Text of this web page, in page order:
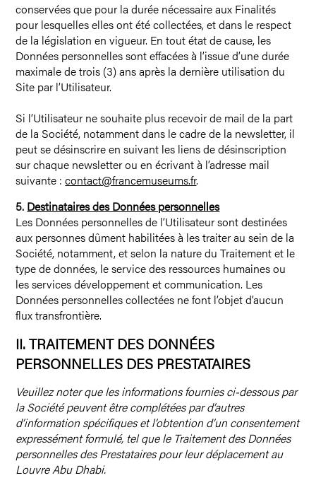
conservées que pour la durée nécessaire aux Finalités
pour lesquelles elles ont été collectées, et dans le respect
de la législation en vigueur. En tout état de cause, les
Données personnelles sont effacées à l’issue d’une durée
maximale de trois (3) ans après la dernière utilisation du
Site par l’Utilisateur.
Si l’Utilisateur ne souhaite plus recevoir de mail de la part
de la Société, notamment dans le cadre de la newsletter, il
peut se désinscrire en suivant les liens de désinscription
sur chaque newsletter ou en écrivant à l’adresse mail
suivante :contact@francemuseums.fr.
5. Destinataires des Données personnelles
Les Données personnelles de l’Utilisateur sont destinées
aux personnes dûment habilitées à les traiter au sein de la
Société, notamment, et selon la nature du Traitement et le
type de données, le service des ressources humaines ou
les services développement et communication. Les
Données personnelles collectées ne font l’objet d’aucun
flux transfrontière.
II.TRAITEMENT DES DONNÉES
PERSONNELLES DES PRESTATAIRES
Veuillez noter que les informations fournies ci-dessous par
la Société peuvent être complétées par d’autres
d’information spécifiques et l’obtention d’un consentement
expressément formulé, tel que le Traitement des Données
personnelles des Prestataires pour leur déplacement au
Louvre Abu Dhabi.